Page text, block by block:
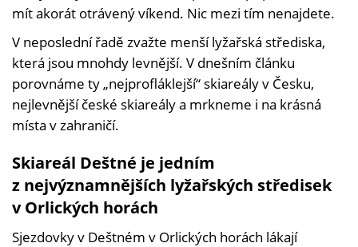
mít akorát otrávený víkend. Nic mezi tím nenajdete.
V neposlední řadě zvažte menší lyžařská střediska,
která jsou mnohdy levnější. V dnešním článku
porovnáme ty „nejprofláklejší“ skiareály v Česku,
nejlevnější české skiareály a mrkneme i na krásná
místa v zahraničí.
Skiareál Deštné je jedním
z nejvýznamnějších lyžařských středisek
v Orlických horách
Sjezdovky v Deštném v Orlických horách lákají